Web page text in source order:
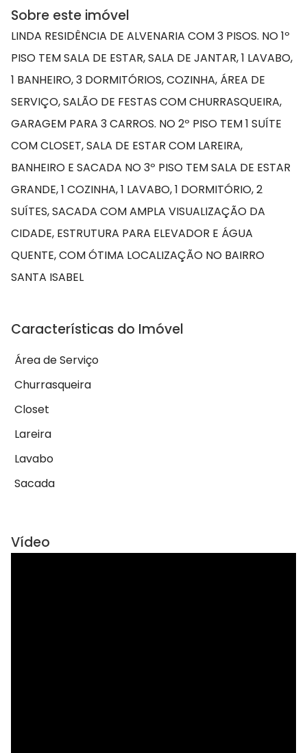
Sobre este imóvel
LINDA RESIDÊNCIA DE ALVENARIA COM 3 PISOS. NO 1º
PISO TEM SALA DE ESTAR, SALA DE JANTAR, 1 LAVABO,
1 BANHEIRO, 3 DORMITÓRIOS, COZINHA, ÁREA DE
SERVIÇO, SALÃO DE FESTAS COM CHURRASQUEIRA,
GARAGEM PARA 3 CARROS. NO 2º PISO TEM 1 SUÍTE
COM CLOSET, SALA DE ESTAR COM LAREIRA,
BANHEIRO E SACADA NO 3º PISO TEM SALA DE ESTAR
GRANDE, 1 COZINHA, 1 LAVABO, 1 DORMITÓRIO, 2
SUÍTES, SACADA COM AMPLA VISUALIZAÇÃO DA
CIDADE, ESTRUTURA PARA ELEVADOR E ÁGUA
QUENTE, COM ÓTIMA LOCALIZAÇÃO NO BAIRRO
SANTA ISABEL
Características do Imóvel
Área de Serviço
Churrasqueira
Closet
Lareira
Lavabo
Sacada
Vídeo